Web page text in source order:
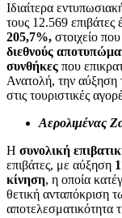
Ιδιαίτερα
τους 12.569 επιβάτες
205,7%, στοιχείο
διεθνούς
συνθήκες που
Ανατολή, την αύξηση
στις τουριστικές
Αερολιμένας
Η συνολική
επιβάτες, με αύξηση
κίνηση, η οποία
θετική ανταπόκριση
αποτελεσματικότητα